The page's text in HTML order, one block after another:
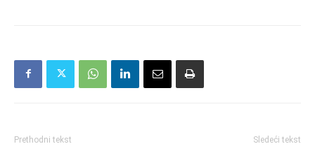
Prethodni tekst Sledeći tekst